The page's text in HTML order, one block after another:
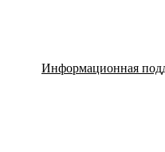
Информационная